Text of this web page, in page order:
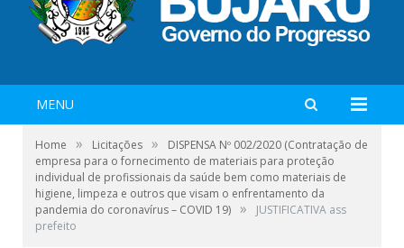
MENU
Home » Licitações »
DISPENSA Nº 002/2020 (Contratação de
empresa para o fornecimento de materiais para proteção
individual de profissionais da saúde bem como materiais de
higiene, limpeza e outros que visam o enfrentamento da
pandemia do coronavírus – COVID 19) »
JUSTIFICATIVA ass
prefeito